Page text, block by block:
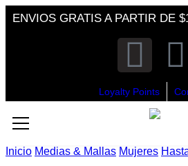
ENVIOS GRATIS A PARTIR DE
Loyalty Points
Inicio Medias & Mallas Mujeres